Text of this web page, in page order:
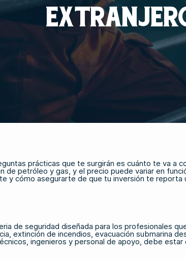
prácticas que te surgirán es cuánto te va a
de petróleo y gas, y el precio puede variar en
y cómo asegurarte de que tu inversión te reporta
de seguridad diseñada para los profesionales
extinción de incendios, evacuación submarina
ingenieros y personal de apoyo, debe